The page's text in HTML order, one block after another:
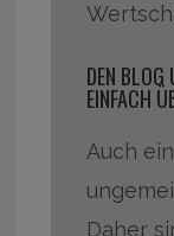
DEN
EINFACH
Auch
Daher